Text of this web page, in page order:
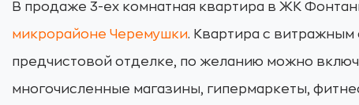
В продаже 3-ех комнатная квартира в ЖК
микрорайоне Черемушки. Квартира с витражным
предчистовой отделке, по желанию можно
многочисленные магазины, гипермаркеты,